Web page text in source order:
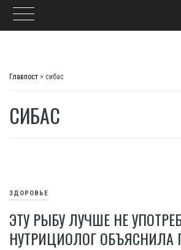
Главпост > сибас
СИБАС
ЗДОРОВЬЕ
ЭТУ РЫБУ ЛУЧШЕ НЕ
НУТРИЦИОЛОГ ОБЪЯСНИЛА